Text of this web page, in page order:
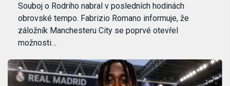
Souboj o Rodriho nabral v posledních hodinách
obrovské tempo. Fabrizio Romano informuje, že
záložník Manchesteru City se poprvé otevřel
možnosti…